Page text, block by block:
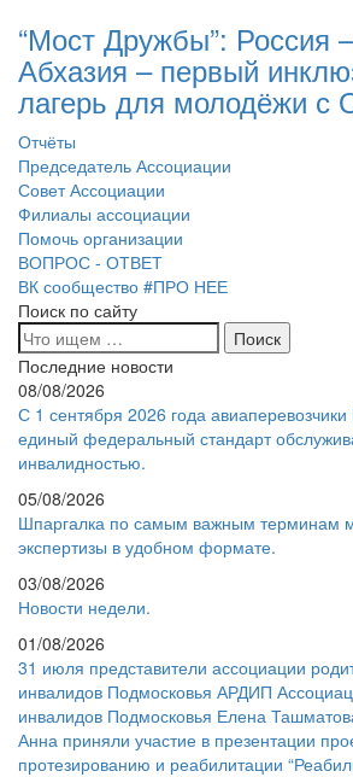
“Мост Дружбы”: Россия
Абхазия – первый
лагерь для молодёжи с
Отчёты
Председатель Ассоциации
Совет Ассоциации
Филиалы ассоциации
Помочь организации
ВОПРОС - ОТВЕТ
ВК сообщество #ПРО НЕЕ
Поиск по сайту
Последние новости
08/08/2026
С 1 сентября 2026 года
единый федеральный стандарт
инвалидностью.
05/08/2026
Шпаргалка по самым важным терминам
экспертизы в удобном формате.
03/08/2026
Новости недели.
01/08/2026
31 июля представители ассоциации
инвалидов Подмосковья АРДИП
инвалидов Подмосковья Елена
Анна приняли участие в презентации
протезированию и реабилитации